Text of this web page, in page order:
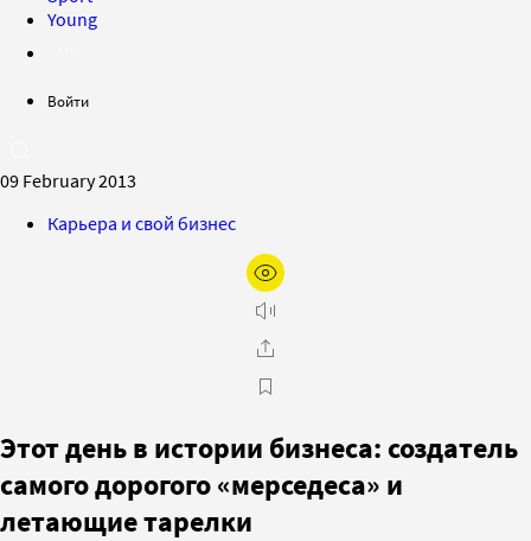
Young
Войти
09 February 2013
Карьера и свой бизнес
Этот день в истории бизнеса: создатель
самого дорогого «мерседеса» и
летающие тарелки